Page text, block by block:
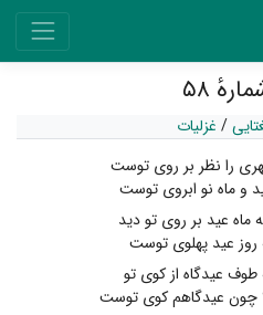
۵۸
/ غزلیات
را نظر بر روی توست
و ماه نو ابروی توست
عید بر روی تو دید
عید پهلوی توست
عیدگاه از کوی تو
عیدگاهم کوی توست